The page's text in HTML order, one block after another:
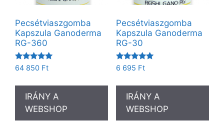
Pecsétviaszgomba
Kapszula Ganoderma
RG-360
Értékelés:
5.00
64 850 Ft
IRÁNY A
WEBSHOP
Pecsétviaszgomba
Kapszula Ganoderma
RG-30
Értékelés:
5.00
6 695 Ft
IRÁNY A
WEBSHOP